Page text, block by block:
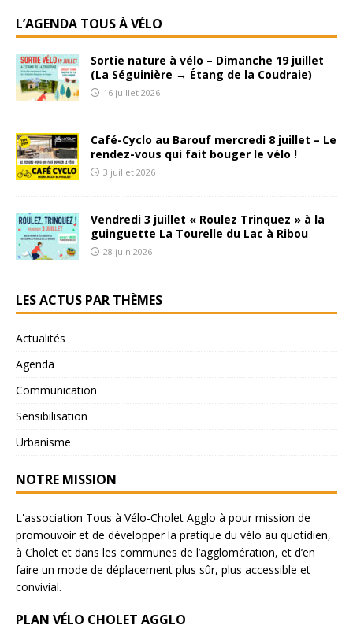
L’AGENDA TOUS À VÉLO
Sortie nature à vélo – Dimanche 19 juillet
(La Séguinière → Étang de la Coudraie)
16 juillet 2026
Café-Cyclo au Barouf mercredi 8 juillet – Le
rendez-vous qui fait bouger le vélo !
3 juillet 2026
Vendredi 3 juillet « Roulez Trinquez » à la
guinguette La Tourelle du Lac à Ribou
28 juin 2026
LES ACTUS PAR THÈMES
Actualités
Agenda
Communication
Sensibilisation
Urbanisme
NOTRE MISSION
L'association Tous à Vélo-Cholet Agglo à pour mission de
promouvoir et de développer la pratique du vélo au quotidien,
à Cholet et dans les communes de l’agglomération, et d’en
faire un mode de déplacement plus sûr, plus accessible et
convivial.
PLAN VÉLO CHOLET AGGLO